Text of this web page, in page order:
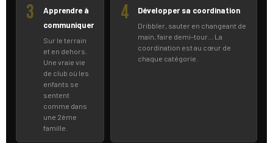
3
Apprendre à
communiquer
Sur le terrain
et en dehors.
Une vraie vie
de club où les
enfants se
sentent
comme dans
une 2ème
famille.
4 Développer sa coordination
Dribbler, sauter en changeant de
main, faire demi-tour... La
coordination est au cœur de
chaque catégorie.